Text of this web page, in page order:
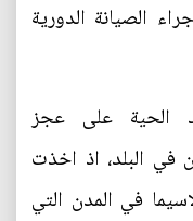
الصيانة الدورية
الحية على عجز
في البلد، اذ اخذت
في المدن التي